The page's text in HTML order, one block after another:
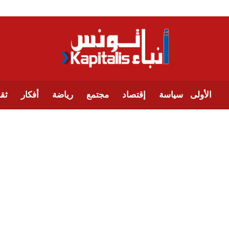
الأولى سياسة إقتصاد مجتمع رياضة أفكار